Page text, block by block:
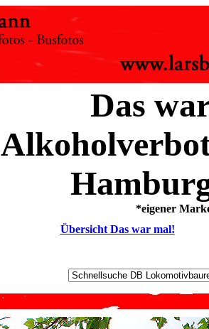
Das
*eigener
Übersicht Das war mal!